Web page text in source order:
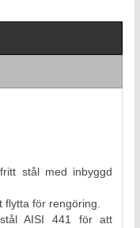
stål med inbyggd
för rengöring.
AISI 441 för att